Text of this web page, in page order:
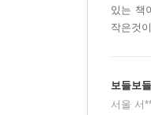
있는 책
작은것
보들보
서울 서